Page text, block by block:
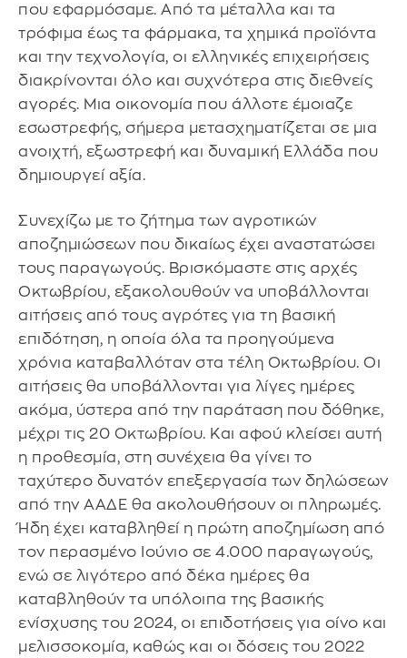
που εφαρμόσαμε. Από τα μέταλλα και τα
τρόφιμα έως τα φάρμακα, τα χημικά προϊόντα
και την τεχνολογία, οι ελληνικές επιχειρήσεις
διακρίνονται όλο και συχνότερα στις διεθνείς
αγορές. Μια οικονομία που άλλοτε έμοιαζε
εσωστρεφής, σήμερα μετασχηματίζεται σε μια
ανοιχτή, εξωστρεφή και δυναμική Ελλάδα που
δημιουργεί αξία.
Συνεχίζω με το ζήτημα των αγροτικών
αποζημιώσεων που δικαίως έχει αναστατώσει
τους παραγωγούς. Βρισκόμαστε στις αρχές
Οκτωβρίου, εξακολουθούν να υποβάλλονται
αιτήσεις από τους αγρότες για τη βασική
επιδότηση, η οποία όλα τα προηγούμενα
χρόνια καταβαλλόταν στα τέλη Οκτωβρίου. Οι
αιτήσεις θα υποβάλλονται για λίγες ημέρες
ακόμα, ύστερα από την παράταση που δόθηκε,
μέχρι τις 20 Οκτωβρίου. Και αφού κλείσει αυτή
η προθεσμία, στη συνέχεια θα γίνει το
ταχύτερο δυνατόν επεξεργασία των δηλώσεων
από την ΑΑΔΕ θα ακολουθήσουν οι πληρωμές.
Ήδη έχει καταβληθεί η πρώτη αποζημίωση από
τον περασμένο Ιούνιο σε 4.000 παραγωγούς,
ενώ σε λιγότερο από δέκα ημέρες θα
καταβληθούν τα υπόλοιπα της βασικής
ενίσχυσης του 2024, οι επιδοτήσεις για οίνο και
μελισσοκομία, καθώς και οι δόσεις του 2022